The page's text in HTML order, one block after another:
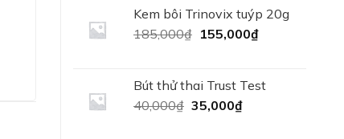
là:
170,000₫.
tại
là:
130,000₫.
Kem bôi Trinovix tuýp 20g
185,000₫ Giá
185,000₫.
155,000₫Giá
là:
Bút thử thai Trust Test
40,000₫ Giá
35,000₫Giá